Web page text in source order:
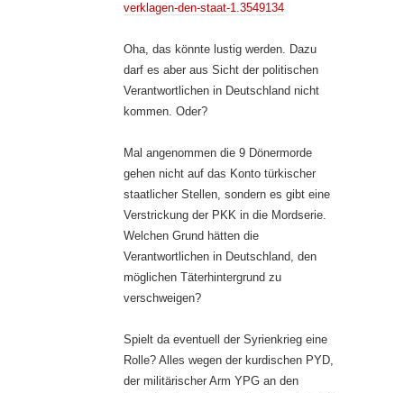
verklagen-den-staat-1.3549134
Oha, das könnte lustig werden. Dazu
darf es aber aus Sicht der politischen
Verantwortlichen in Deutschland nicht
kommen. Oder?
Mal angenommen die 9 Dönermorde
gehen nicht auf das Konto türkischer
staatlicher Stellen, sondern es gibt eine
Verstrickung der PKK in die Mordserie.
Welchen Grund hätten die
Verantwortlichen in Deutschland, den
möglichen Täterhintergrund zu
verschweigen?
Spielt da eventuell der Syrienkrieg eine
Rolle? Alles wegen der kurdischen PYD,
der militärischer Arm YPG an den